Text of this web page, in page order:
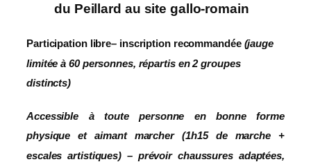
du Peillard au site gallo-romain
Participation libre– inscription recommandée (jauge
limitée à 60 personnes, répartis en 2 groupes
distincts)
Accessible à toute personne en bonne forme
physique et aimant marcher (1h15 de marche +
escales artistiques) – prévoir chaussures adaptées,